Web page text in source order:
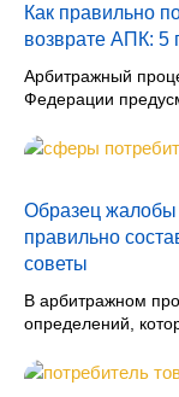
Как правильно
возврате АПК: 5
Арбитражный
Федерации
Образец
правильно
советы
В арбитражном
определений,